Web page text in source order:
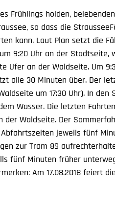
Frühlings holden,
so dass die
kann. Laut Plan setzt die
9:20 Uhr an der Stadtseite,
Ufer an der Waldseite. Um
alle 30 Minuten über. Der
um 17:30 Uhr). In den
Wasser. Die letzten
der Waldseite. Der
Abfahrtszeiten jeweils fünf
zur Tram 89
fünf Minuten früher
Am 17.08.2018 feiert